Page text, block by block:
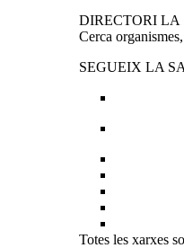
DIRECTORI LA
Cerca
SEGUEIX LA
Totes les xarxes